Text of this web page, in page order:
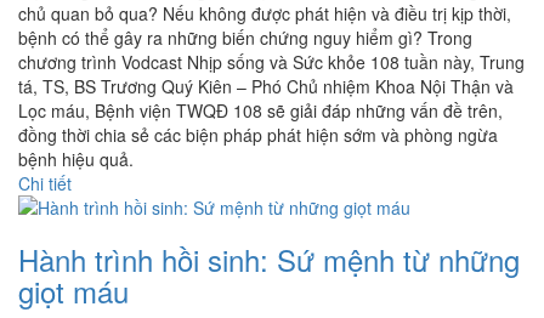
chủ quan bỏ qua? Nếu không được phát hiện và điều trị kịp thời,
bệnh có thể gây ra những biến chứng nguy hiểm gì? Trong
chương trình Vodcast Nhịp sống và Sức khỏe 108 tuần này, Trung
tá, TS, BS Trương Quý Kiên – Phó Chủ nhiệm Khoa Nội Thận và
Lọc máu, Bệnh viện TWQĐ 108 sẽ giải đáp những vấn đề trên,
đồng thời chia sẻ các biện pháp phát hiện sớm và phòng ngừa
bệnh hiệu quả.
Chi tiết
Hành trình hồi sinh: Sứ mệnh từ những
giọt máu